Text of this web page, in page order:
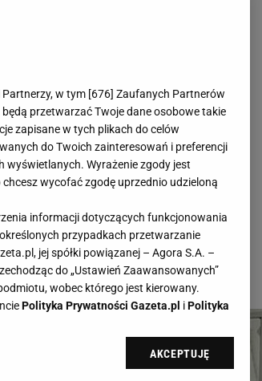
składem? Top
szczególnie chętnie
aby wybrać ją pod kątem
spełnią wszystkie wasze
Partnerzy, w tym [676] Zaufanych Partnerów
przetwarzać Twoje dane osobowe takie
zapisane w tych plikach do celów
do Twoich zainteresowań i preferencji
wyświetlanych. Wyrażenie zgody jest
wycofać zgodę uprzednio udzieloną
informacji dotyczących funkcjonowania
przypadkach przetwarzanie
jej spółki powiązanej – Agora S.A. –
do „Ustawień Zaawansowanych”
wobec którego jest kierowany.
Polityka Prywatności Gazeta.pl iPolityka
plików cookie Gazeta.pl sp. z o.o., jej
AKCEPTUJĘ